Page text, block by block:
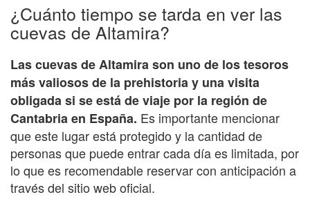
¿Cuánto tiempo se tarda en ver las
cuevas de Altamira?
Las cuevas de Altamira son uno de los tesoros
más valiosos de la prehistoria y una visita
obligada si se está de viaje por la región de
Cantabria en España. Es importante mencionar
que este lugar está protegido y la cantidad de
personas que puede entrar cada día es limitada, por
lo que es recomendable reservar con anticipación a
través del sitio web oficial.